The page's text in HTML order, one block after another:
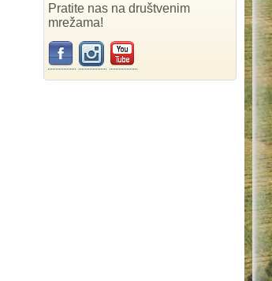
Pratite nas na društvenim
mrežama!